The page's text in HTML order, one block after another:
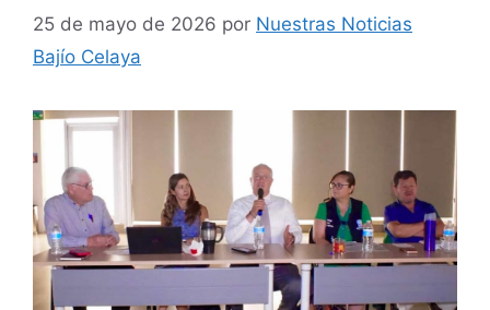
25 de mayo de 2026 por Nuestras Noticias
Bajío Celaya